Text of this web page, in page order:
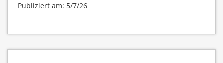
Publiziert am: 5/7/26